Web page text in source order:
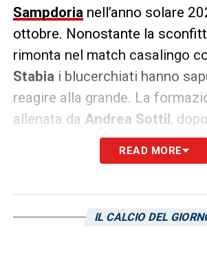
Sampdorianell’anno solare
ottobre. Nonostante la
rimonta nel match casalingo
Stabiai blucerchiati hanno
reagire alla grande. La
allenata da Andrea Sottil,
nazionali seguita dal ko contro
poi collezionato due successi
e ottenuto un pareggio
READ MORE
IL CALCIO DEL